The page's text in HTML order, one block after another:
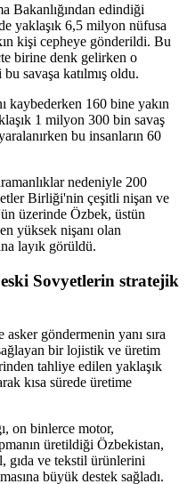
Bakanlığından edindiği
yaklaşık 6,5 milyon nüfusa
kişi cepheye gönderildi. Bu
birine denk gelirken o
savaşa katılmış oldu.
kaybederken 160 bine yakın
1 milyon 300 bin savaş
bu insanların 60
nedeniyle 200
Birliği'nin çeşitli nişan ve
üzerinde Özbek, üstün
yüksek nişanı olan
layık görüldü.
Sovyetlerin stratejik
asker göndermenin yanı sıra
bir lojistik ve üretim
tahliye edilen yaklaşık
kısa sürede üretime
on binlerce motor,
üretildiği Özbekistan,
gıda ve tekstil ürünlerini
büyük destek sağladı.